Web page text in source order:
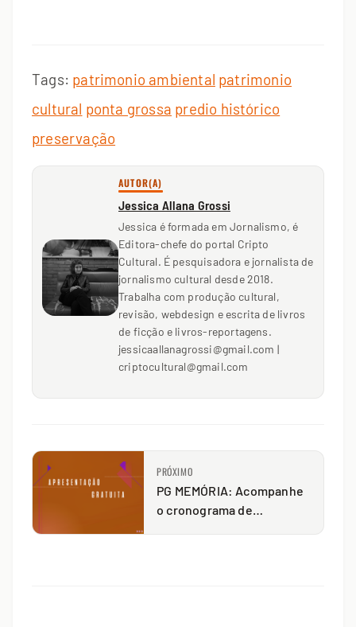
Tags: patrimonio ambiental patrimonio
cultural ponta grossa predio histórico
preservação
AUTOR(A)
Jessica Allana Grossi
Jessica é formada em Jornalismo, é
Editora-chefe do portal Cripto
Cultural. É pesquisadora e jornalista de
jornalismo cultural desde 2018.
Trabalha com produção cultural,
revisão, webdesign e escrita de livros
de ficção e livros-reportagens.
jessicaallanagrossi@gmail.com |
criptocultural@gmail.com
PRÓXIMO
PG MEMÓRIA: Acompanhe
o cronograma de